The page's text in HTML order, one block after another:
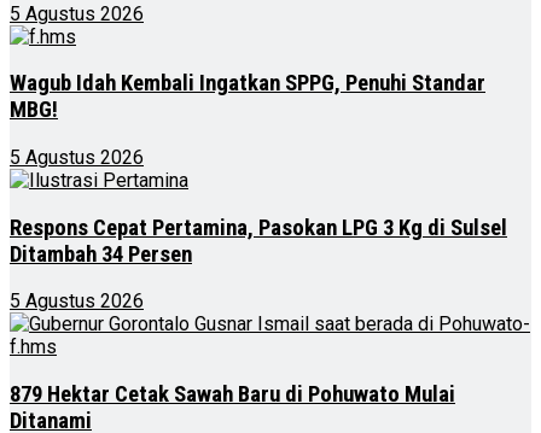
5 Agustus 2026
Wagub Idah Kembali Ingatkan SPPG, Penuhi Standar
MBG!
5 Agustus 2026
Respons Cepat Pertamina, Pasokan LPG 3 Kg di Sulsel
Ditambah 34 Persen
5 Agustus 2026
879 Hektar Cetak Sawah Baru di Pohuwato Mulai
Ditanami